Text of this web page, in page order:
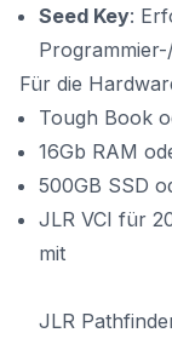
Seed Key:
Für die
Tough Book
16Gb RAM
500GB SSD
JLR VCI für
mit
JLR